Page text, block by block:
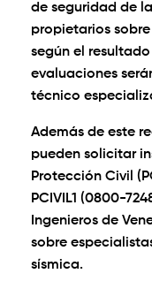
de seguridad de
propietarios
según el
evaluaciones
técnico
Además de este
pueden solicitar
Protección Civil
PCIVIL1 (0800-
Ingenieros de
sobre
sísmica.